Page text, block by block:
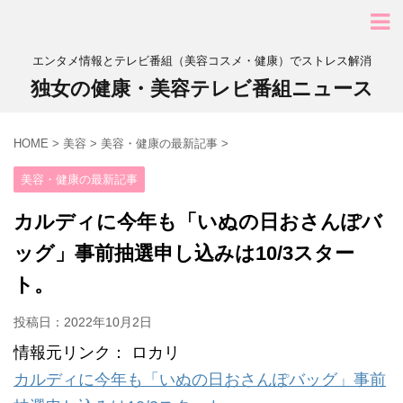
エンタメ情報とテレビ番組（美容コスメ・健康）でストレス解消
独女の健康・美容テレビ番組ニュース
HOME > 美容 > 美容・健康の最新記事 >
美容・健康の最新記事
カルディに今年も「いぬの日おさんぽバ
ッグ」事前抽選申し込みは10/3スター
ト。
投稿日： 2022年10月2日
情報元リンク： ロカリ
カルディに今年も「いぬの日おさんぽバッグ」事前